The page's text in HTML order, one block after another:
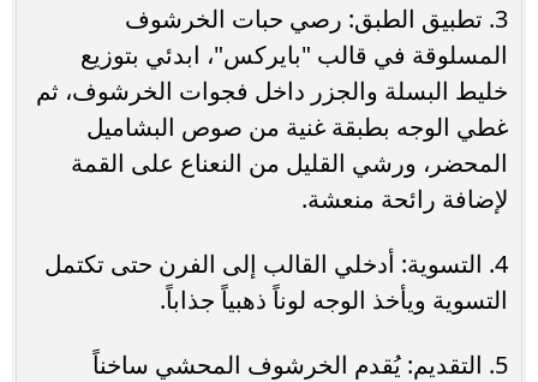
3. تطبيق الطبق: رصي حبات الخرشوف
المسلوقة في قالب "بايركس"، ابدئي بتوزيع
خليط البسلة والجزر داخل فجوات الخرشوف، ثم
غطي الوجه بطبقة غنية من صوص البشاميل
المحضر، ورشي القليل من النعناع على القمة
لإضافة رائحة منعشة.
4. التسوية: أدخلي القالب إلى الفرن حتى تكتمل
التسوية ويأخذ الوجه لوناً ذهبياً جذاباً.
5. التقديم: يُقدم الخرشوف المحشي ساخناً